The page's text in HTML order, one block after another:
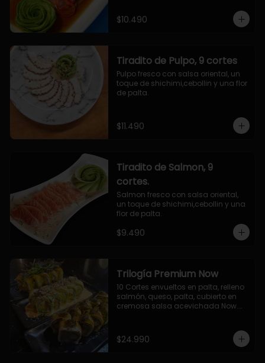
$10.490
Tiradito de Pulpo, 9 cortes
Pulpo fresco con salsa oriental, un
toque de shichimi,cebollin y una flor
de palta.
$11.490
Tiradito de Salmon, 9
cortes.
Salmon fresco con salsa oriental,
un toque de shichimi,cebollin y una
flor de palta.
$9.490
Trilogía Premium Now
10 Cortes envueltos en palta, relleno
salmón, queso, palta, cubierto en
cremosa salsa acevichada Now.
palta, cubierto con topping de
chimichurri de la casa flambeado.
$24.990